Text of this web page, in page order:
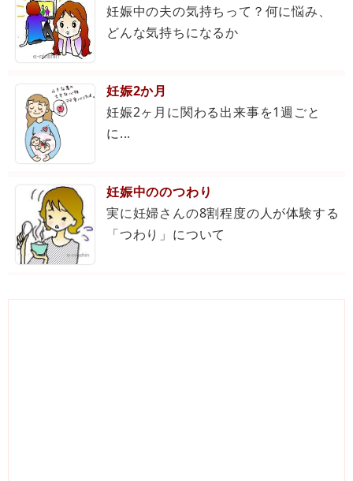
妊娠中の夫の気持ちって？何に悩み、
どんな気持ちになるか
妊娠2か月
妊娠2ヶ月に関わる出来事を1週ごと
に...
妊娠中ののつわり
実に妊婦さんの8割程度の人が体験する
「つわり」について